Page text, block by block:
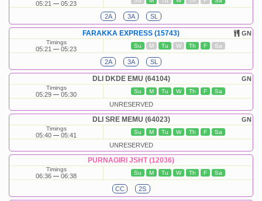
05:21 05:23
2A 3A SL
GN
FARAKKA EXPRESS (15743)
Timings
05:21 05:23 Su M Tu W Th F Sa
2A 3A SL
GN
DLI DKDE EMU (64104)
Timings
05:29 05:30 Su M Tu W Th F Sa
UNRESERVED
GN
DLI SRE MEMU (64023)
Timings
05:40 05:41 Su M Tu W Th F Sa
UNRESERVED
PURNAGIRI JSHT (12036)
Timings
06:36 06:38 Su M Tu W Th F Sa
CC 2S